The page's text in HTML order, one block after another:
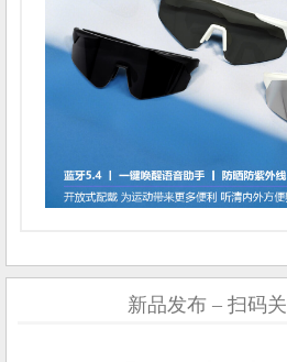
新品发布 – 扫码